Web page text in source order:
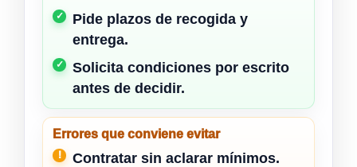
Pide plazos de recogida y
entrega.
Solicita condiciones por escrito
antes de decidir.
Errores que conviene evitar
Contratar sin aclarar mínimos.